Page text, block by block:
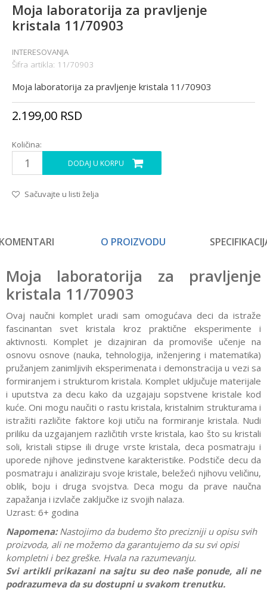
Moja laboratorija za pravljenje
kristala 11/70903
INTERESOVANJA
Šifra artikla: 11/70903
Moja laboratorija za pravljenje kristala 11/70903
2.199,00 RSD
Količina:
DODAJ U KORPU
Sačuvajte u listi želja
O PROIZVODU
Moja laboratorija za pravljenje
kristala 11/70903
Ovaj naučni komplet uradi sam omogućava deci da istraže
fascinantan svet kristala kroz praktične eksperimente i
aktivnosti. Komplet je dizajniran da promoviše učenje na
osnovu osnove (nauka, tehnologija, inženjering i matematika)
pružanjem zanimljivih eksperimenata i demonstracija u vezi sa
formiranjem i strukturom kristala. Komplet uključuje materijale
i uputstva za decu kako da uzgajaju sopstvene kristale kod
kuće. Oni mogu naučiti o rastu kristala, kristalnim strukturama i
istražiti različite faktore koji utiču na formiranje kristala. Nudi
priliku da uzgajanjem različitih vrste kristala, kao što su kristali
soli, kristali stipse ili druge vrste kristala, deca posmatraju i
uporede njihove jedinstvene karakteristike. Podstiče decu da
posmatraju i analiziraju svoje kristale, beležeći njihovu veličinu,
oblik, boju i druga svojstva. Deca mogu da prave naučna
zapažanja i izvlače zaključke iz svojih nalaza.
Uzrast: 6+ godina
Napomena: Nastojimo da budemo što precizniji u opisu svih
proizvoda, ali ne možemo da garantujemo da su svi opisi
kompletni i bez greške. Hvala na razumevanju.
Svi artikli prikazani na sajtu su deo naše ponude, ali ne
podrazumeva da su dostupni u svakom trenutku.